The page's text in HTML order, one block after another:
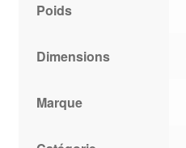
Poids
Dimensions
Marque